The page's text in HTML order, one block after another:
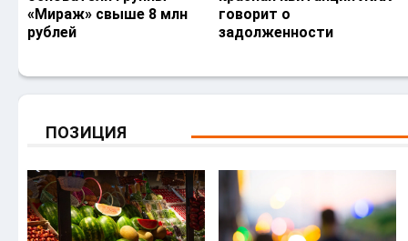
«Мираж» свыше 8 млн
рублей
говорит о
задолженности
ПОЗИЦИЯ